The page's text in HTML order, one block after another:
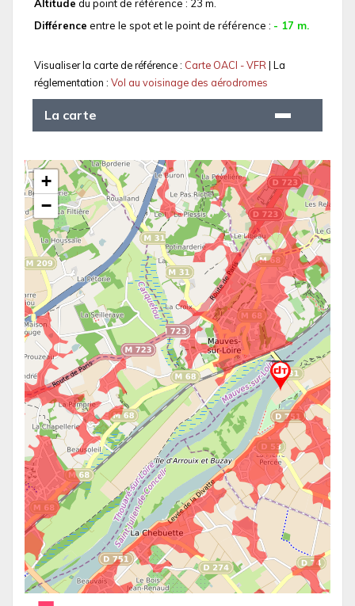
Altitude du point de référence : 23 m.
Différence entre le spot et le point de référence : - 17 m.
Visualiser la carte de référence : Carte OACI - VFR| La
réglementation : Vol au voisinage des aérodromes
La carte